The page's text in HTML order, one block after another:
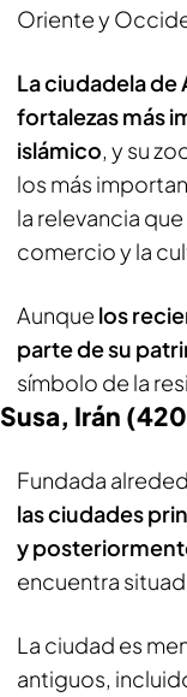
Oriente y
La ciudadela de
fortalezas más
islámico, y su
los más
la relevancia
comercio y la
Aunque los
parte de su
símbolo de la
Susa, Irán
Fundada
las ciudades
y
encuentra
La ciudad es
antiguos,